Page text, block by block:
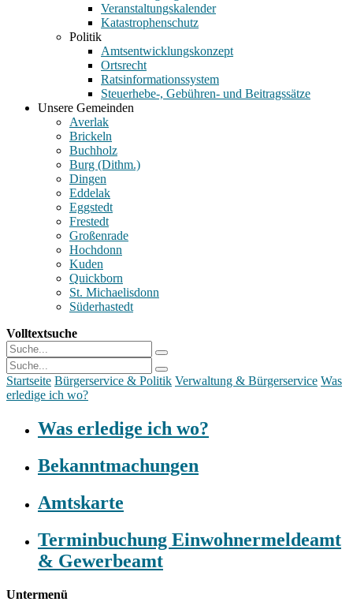
Veranstaltungskalender
Katastrophenschutz
Politik
Amtsentwicklungskonzept
Ortsrecht
Ratsinformationssystem
Steuerhebe-, Gebühren- und Beitragssätze
Unsere Gemeinden
Averlak
Brickeln
Buchholz
Burg (Dithm.)
Dingen
Eddelak
Eggstedt
Frestedt
Großenrade
Hochdonn
Kuden
Quickborn
St. Michaelisdonn
Süderhastedt
Volltextsuche
Startseite Bürgerservice & Politik Verwaltung & Bürgerservice Was
erledige ich wo?
Was erledige ich wo?
Bekanntmachungen
Amtskarte
Terminbuchung Einwohnermeldeamt
& Gewerbeamt
Untermenü